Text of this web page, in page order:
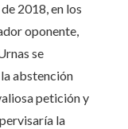
2018, en los
oponente,
se
abstención
petición y
la